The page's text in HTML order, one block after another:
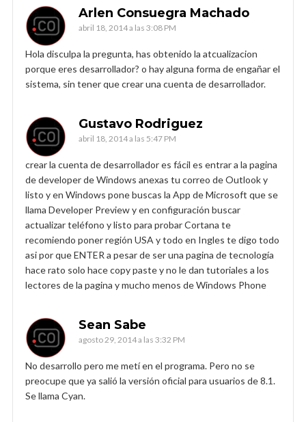
Arlen Consuegra Machado
abril 18, 2014 a las 3:08 PM
Hola disculpa la pregunta, has obtenido la atcualizacion
porque eres desarrollador? o hay alguna forma de engañar el
sistema, sin tener que crear una cuenta de desarrollador.
Gustavo Rodriguez
abril 18, 2014 a las 5:47 PM
crear la cuenta de desarrollador es fácil es entrar a la pagina
de developer de Windows anexas tu correo de Outlook y
listo y en Windows pone buscas la App de Microsoft que se
llama Developer Preview y en configuración buscar
actualizar teléfono y listo para probar Cortana te
recomiendo poner región USA y todo en Ingles te digo todo
asi por que ENTER a pesar de ser una pagina de tecnología
hace rato solo hace copy paste y no le dan tutoriales a los
lectores de la pagina y mucho menos de Windows Phone
Sean Sabe
agosto 29, 2014 a las 3:32 PM
No desarrollo pero me metí en el programa. Pero no se
preocupe que ya salió la versión oficial para usuarios de 8.1.
Se llama Cyan.